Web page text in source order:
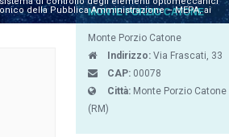
della Pubblica Amministrazione – MEPA, ai
MONTE PORZIO CATONE
Monte Porzio Catone
Indirizzo: Via Frascati, 33
CAP: 00078
Città: Monte Porzio Catone
(RM)